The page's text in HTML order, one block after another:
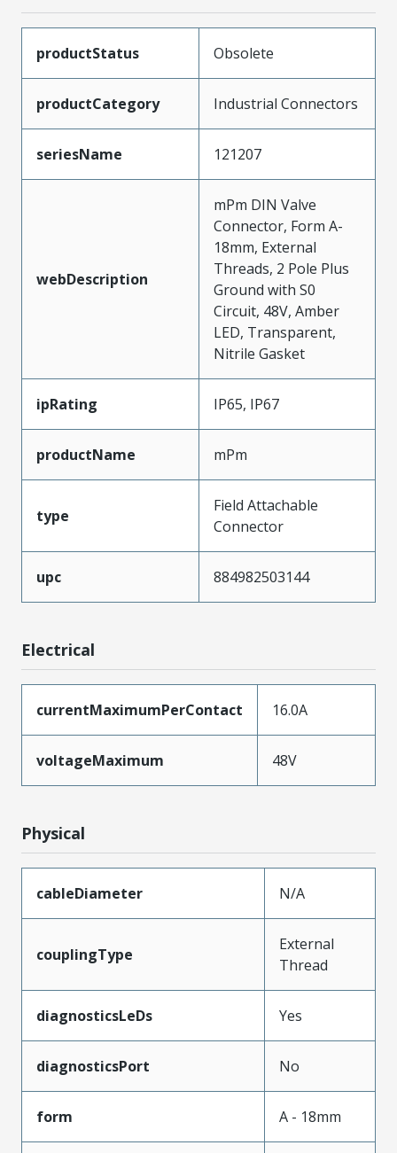
productStatus Obsolete
productCategory Industrial Connectors
seriesName 121207
webDescription
mPm DIN Valve
Connector, Form A-
18mm, External
Threads, 2 Pole Plus
Ground with S0
Circuit, 48V, Amber
LED, Transparent,
Nitrile Gasket
ipRating IP65, IP67
productName mPm
type
Field Attachable
Connector
upc 884982503144
Electrical
currentMaximumPerContact 16.0A
voltageMaximum 48V
Physical
cableDiameter N/A
couplingType
External
Thread
diagnosticsLeDs Yes
diagnosticsPort No
form A - 18mm